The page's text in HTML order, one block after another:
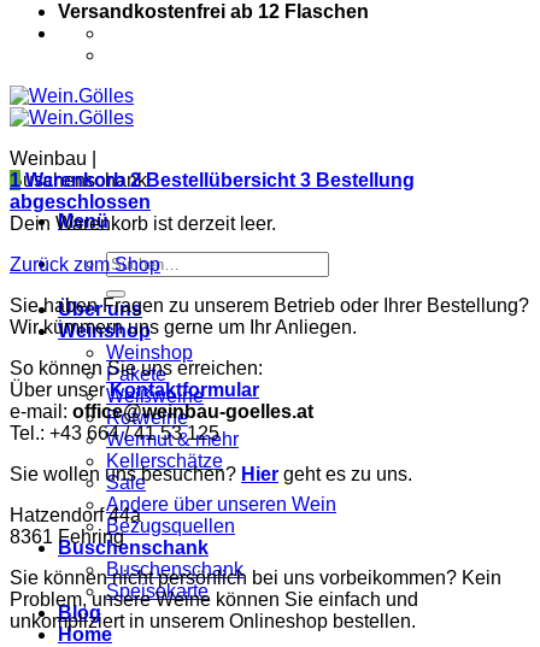
Versandkostenfrei ab 12 Flaschen
Weinbau |
Buschenschank
Menü
Suchen
nach:
Über uns
Weinshop
Weinshop
Pakete
Weißweine
Rotweine
Wermut & mehr
Kellerschätze
Sale
Andere über unseren Wein
Bezugsquellen
Buschenschank
Buschenschank
Speisekarte
Blog
Home
1Warenkorb2Bestellübersicht 3 Bestellung
abgeschlossen
Dein Warenkorb ist derzeit leer.
Zurück zum Shop
Sie haben Fragen zu unserem Betrieb oder Ihrer Bestellung?
Wir kümmern uns gerne um Ihr Anliegen.
So können Sie uns erreichen:
Über unserKontaktformular
e-mail: office@weinbau-goelles.at
Tel.: +43 664 / 41 53 125
Sie wollen uns besuchen? Hier geht es zu uns.
Hatzendorf 44a
8361 Fehring
Sie können nicht persönlich bei uns vorbeikommen? Kein
Problem, unsere Weine können Sie einfach und
unkompliziert in unserem Onlineshop bestellen.